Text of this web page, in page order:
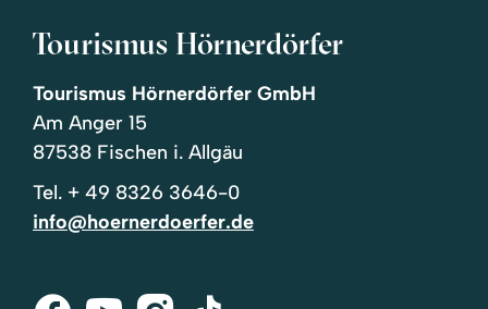
Tourismus Hörnerdörfer
Tourismus Hörnerdörfer GmbH
Am Anger 15
87538 Fischen i. Allgäu
Tel. + 49 8326 3646-0
info@hoernerdoerfer.de